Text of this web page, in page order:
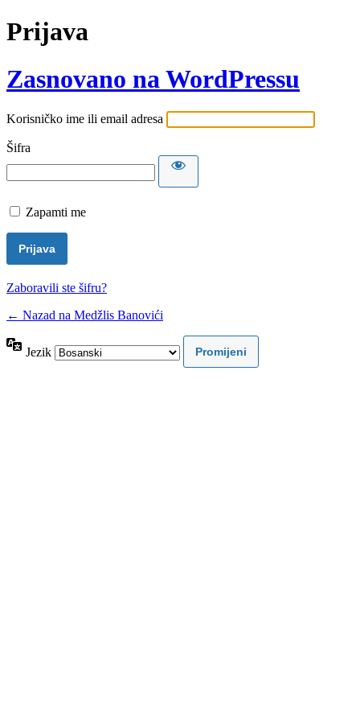
Prijava
Zasnovano na WordPressu
Korisničko ime ili email adresa
Šifra
Zapamti me
Zaboravili ste šifru?
← Nazad na Medžlis Banovići
Jezik